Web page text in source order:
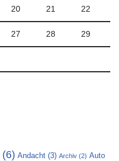
20 21 22
27 28 29
(6) Andacht (3) Archiv (2) Auto